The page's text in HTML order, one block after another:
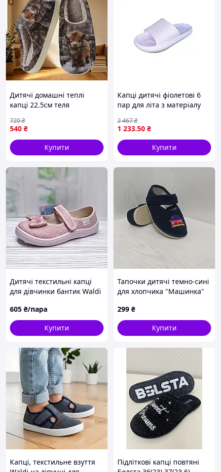
Дитячі домашні теплі
капці 22.5см теля
540 ₴
720₴
Купити
Капці дитячі фіолетові 6
пар для літа з матеріалу
комфортної ходьби
1 233.50 ₴
2 467₴
Купити
Дитячі текстильні капці
для дівчинки бантик Waldi
605 ₴/пара
Купити
Тапочки дитячі темно-сині
для хлопчика "Машинка"
299 ₴
Купити
Капці, текстильне взуття
Підліткові капці повтяні